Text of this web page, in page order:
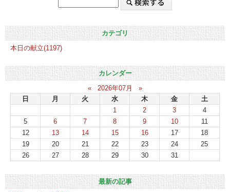
カテゴリ
本日の献立(1197)
カレンダー
«
2026年07月
»
日
月 火 水 木 金
土
1
2 3
4
5
6 7 8 9 10
11
12
13 14 15 16 17
18
19
20 21 22 23 24
25
26
27 28 29 30 31
最新の記事